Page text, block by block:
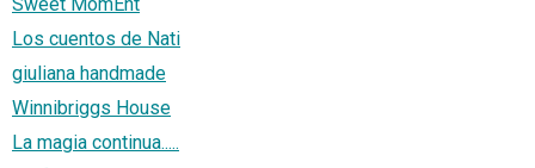
Los cuentos de Nati
giuliana handmade
Winnibriggs House
La magia continua.....